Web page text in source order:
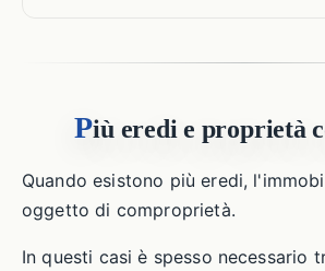
Più eredi e proprietà
Quando esistono più eredi,
oggetto di comproprietà.
In questi casi è spesso necessario